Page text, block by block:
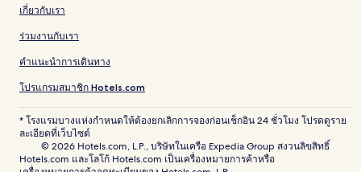
เกี่ยวกับเรา
ร่วมงานกับเรา
คำแนะนำการเดินทาง
โปรแกรมสมาชิก Hotels.com
* โรงแรมบางแห่งกำหนดให้ต้องยกเลิกการจองก่อนเช็กอิน 24 ชั่วโมง โปรดดูราย
ละเอียดที่เว็บไซต์
© 2026 Hotels.com, L.P., บริษัทในเครือ Expedia Group สงวนลิขสิทธิ์
Hotels.com และโลโก้ Hotels.com เป็นเครื่องหมายการค้าหรือ